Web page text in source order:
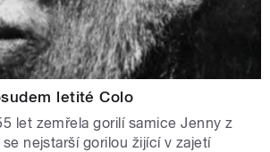
letité Colo
let zemřela gorilí samice Jenny z
nejstarší gorilou žijící v zajetí